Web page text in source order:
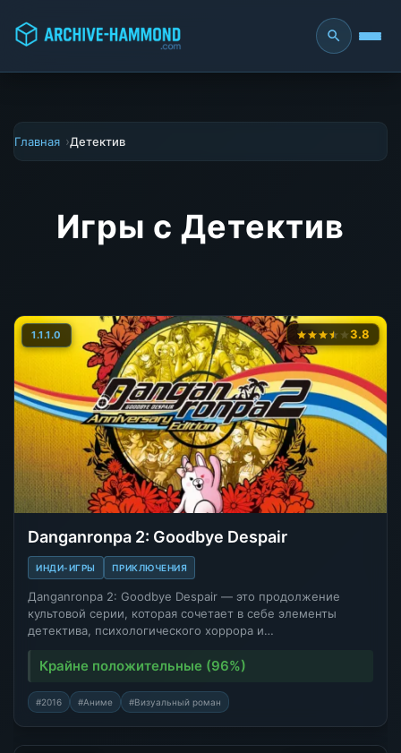
Главная Детектив
Игры с Детектив
1.1.1.0 3.8
Danganronpa 2: Goodbye Despair
ИНДИ-ИГРЫ ПРИКЛЮЧЕНИЯ
Дanganronpa 2: Goodbye Despair — это продолжение
культовой серии, которая сочетает в себе элементы
детектива, психологического хоррора и…
Крайне положительные (96%)
#2016 #Аниме #Визуальный роман